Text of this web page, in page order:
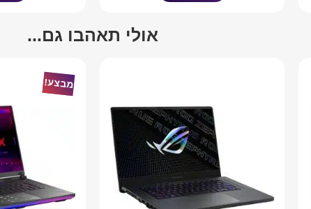
אולי תאהבו גם...
מבצע!